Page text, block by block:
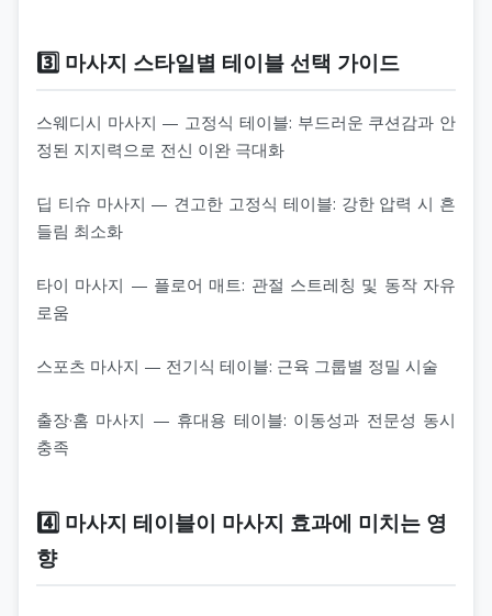
3️⃣ 마사지 스타일별 테이블 선택 가이드
스웨디시 마사지 — 고정식 테이블: 부드러운 쿠션감과 안
정된 지지력으로 전신 이완 극대화
딥 티슈 마사지 — 견고한 고정식 테이블: 강한 압력 시 흔
들림 최소화
타이 마사지 — 플로어 매트: 관절 스트레칭 및 동작 자유
로움
스포츠 마사지 — 전기식 테이블: 근육 그룹별 정밀 시술
출장·홈 마사지 — 휴대용 테이블: 이동성과 전문성 동시
충족
4️⃣ 마사지 테이블이 마사지 효과에 미치는 영
향